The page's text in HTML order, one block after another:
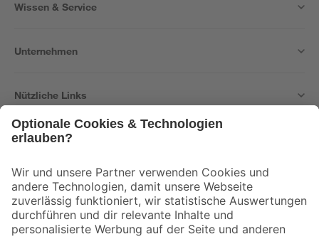
Wissen & Service
Unternehmen
Nützliche Links
Der toom Newsletter: Keine Angebote und Aktionen mehr verpassen!
Zur Newsletter Anmeldung